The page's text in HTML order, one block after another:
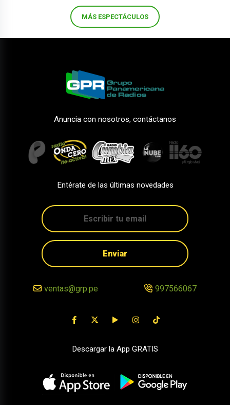
MÁS ESPECTÁCULOS
Anuncia con nosotros, contáctanos
Entérate de las últimas novedades
Enviar
ventas@grp.pe 997566067
Descargar la App GRATIS